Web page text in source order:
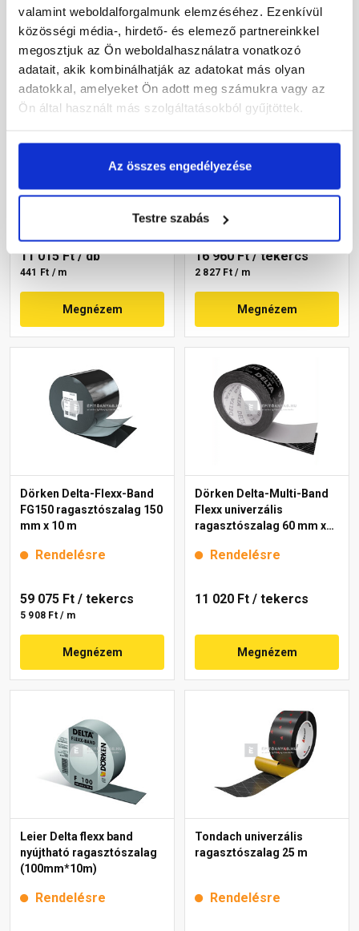
valamint weboldalforgalmunk elemzéséhez. Ezenkívül
közösségi média-, hirdető- és elemező partnereinkkel
megosztjuk az Ön weboldalhasználatra vonatkozó
adatait, akik kombinálhatják az adatokat más olyan
adatokkal, amelyeket Ön adott meg számukra vagy az
Ön által használt más szolgáltatásokból gyűjtöttek.
Az összes engedélyezése
Testre szabás
ragasztószalag 60 mm x
11 015 Ft/ db
441 Ft / m
Megnézem
FG80 ragasztószalag 80
Rendelésre
16 960 Ft/ tekercs
2 827 Ft / m
Megnézem
Dörken Delta-Flexx-Band
FG150 ragasztószalag 150
mm x 10 m
Rendelésre
59 075 Ft / tekercs
5 908 Ft / m
Megnézem
Dörken Delta-Multi-Band
Flexx univerzális
ragasztószalag 60 mm x
Rendelésre
11 020 Ft / tekercs
Megnézem
Leier Delta flexx band
nyújtható ragasztószalag
(100mm*10m)
Rendelésre
Tondach univerzális
ragasztószalag 25 m
Rendelésre